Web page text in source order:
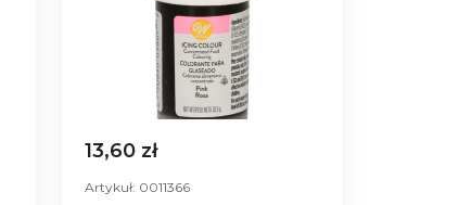
13,60 zł
Artykuł: 0011366